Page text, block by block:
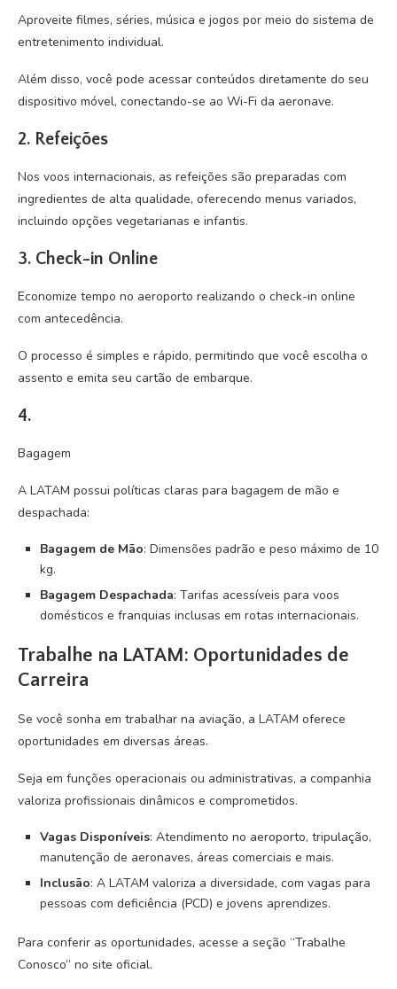
Aproveite filmes, séries, música e jogos por meio do sistema de
entretenimento individual.
Além disso, você pode acessar conteúdos diretamente do seu
dispositivo móvel, conectando-se ao Wi-Fi da aeronave.
2. Refeições
Nos voos internacionais, as refeições são preparadas com
ingredientes de alta qualidade, oferecendo menus variados,
incluindo opções vegetarianas e infantis.
3. Check-in Online
Economize tempo no aeroporto realizando o check-in online
com antecedência.
O processo é simples e rápido, permitindo que você escolha o
assento e emita seu cartão de embarque.
4.
Bagagem
A LATAM possui políticas claras para bagagem de mão e
despachada:
Bagagem de Mão: Dimensões padrão e peso máximo de 10
kg.
Bagagem Despachada: Tarifas acessíveis para voos
domésticos e franquias inclusas em rotas internacionais.
Trabalhe na LATAM: Oportunidades de
Carreira
Se você sonha em trabalhar na aviação, a LATAM oferece
oportunidades em diversas áreas.
Seja em funções operacionais ou administrativas, a companhia
valoriza profissionais dinâmicos e comprometidos.
Vagas Disponíveis: Atendimento no aeroporto, tripulação,
manutenção de aeronaves, áreas comerciais e mais.
Inclusão: A LATAM valoriza a diversidade, com vagas para
pessoas com deficiência (PCD) e jovens aprendizes.
Para conferir as oportunidades, acesse a seção “Trabalhe
Conosco” no site oficial.